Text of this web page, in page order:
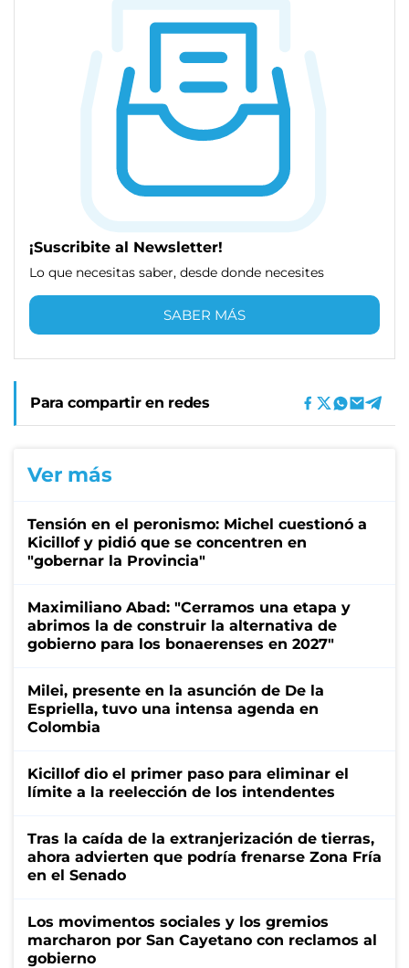
¡Suscribite al Newsletter!
Lo que necesitas saber, desde donde necesites
SABER MÁS
Para compartir en redes
Ver más
Tensión en el peronismo: Michel cuestionó a
Kicillof y pidió que se concentren en
"gobernar la Provincia"
Maximiliano Abad: "Cerramos una etapa y
abrimos la de construir la alternativa de
gobierno para los bonaerenses en 2027"
Milei, presente en la asunción de De la
Espriella, tuvo una intensa agenda en
Colombia
Kicillof dio el primer paso para eliminar el
límite a la reelección de los intendentes
Tras la caída de la extranjerización de tierras,
ahora advierten que podría frenarse Zona Fría
en el Senado
Los movimentos sociales y los gremios
marcharon por San Cayetano con reclamos al
gobierno